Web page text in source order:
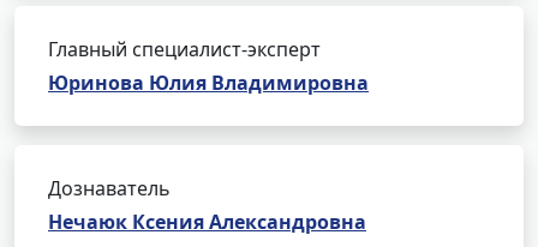
Главный специалист-эксперт
Юринова Юлия Владимировна
Дознаватель
Нечаюк Ксения Александровна